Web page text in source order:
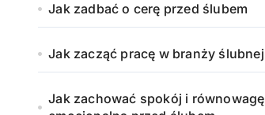
Jak zadbać o cerę przed ślubem
Jak zacząć pracę w branży ślubnej
Jak zachować spokój i równowagę